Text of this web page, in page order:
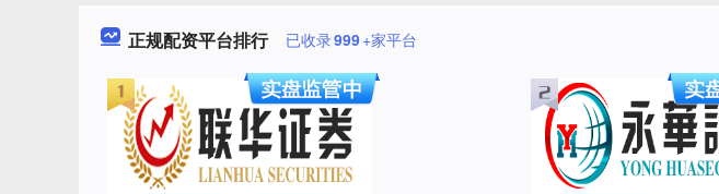
正规配资平台排行 已收录999+家平台